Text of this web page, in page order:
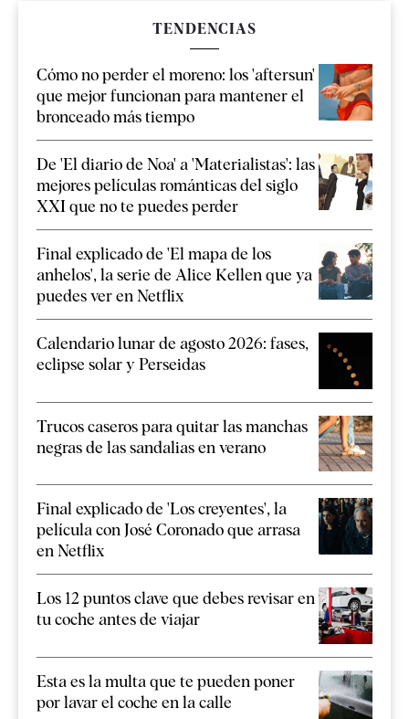
TENDENCIAS
Cómo no perder el moreno: los 'aftersun'
que mejor funcionan para mantener el
bronceado más tiempo
De 'El diario de Noa' a 'Materialistas': las
mejores películas románticas del siglo
XXI que no te puedes perder
Final explicado de 'El mapa de los
anhelos', la serie de Alice Kellen que ya
puedes ver en Netflix
Calendario lunar de agosto 2026: fases,
eclipse solar y Perseidas
Trucos caseros para quitar las manchas
negras de las sandalias en verano
Final explicado de 'Los creyentes', la
película con José Coronado que arrasa
en Netflix
Los 12 puntos clave que debes revisar en
tu coche antes de viajar
Esta es la multa que te pueden poner
por lavar el coche en la calle